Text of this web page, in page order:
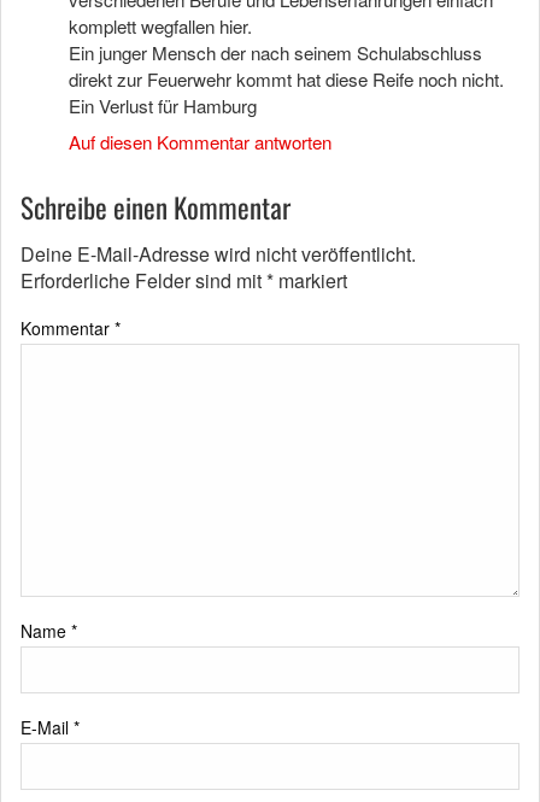
komplett wegfallen hier.
Ein junger Mensch der nach seinem Schulabschluss
direkt zur Feuerwehr kommt hat diese Reife noch nicht.
Ein Verlust für Hamburg
Auf diesen Kommentar antworten
Schreibe einen Kommentar
Deine E-Mail-Adresse wird nicht veröffentlicht.
Erforderliche Felder sind mit* markiert
Kommentar *
Name *
E-Mail *